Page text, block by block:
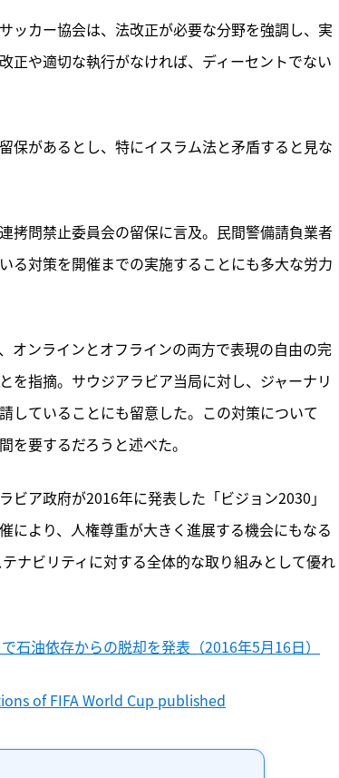
ッカー協会は、法改正が必要な分野を強調し、実
正や適切な執行がなければ、ディーセントでない
保があるとし、特にイスラム法と矛盾すると見な
拷問禁止委員会の留保に言及。民間警備請負業者
る対策を開催までの実施することにも多大な労力
オンラインとオフラインの両方で表現の自由の完
を指摘。サウジアラビア当局に対し、ジャーナリ
していることにも留意した。この対策について
要するだろうと述べた。
ア政府が2016年に発表した「ビジョン2030」
により、人権尊重が大きく進展する機会にもなる
ナビリティに対する全体的な取り組みとして優れ
石油依存からの脱却を発表（2016年5月16日）
of FIFA World Cup published